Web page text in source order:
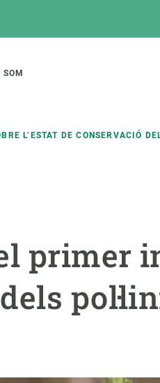
L’ESTAT DE CONSERVACIÓ
primer
ecosistemes
Solucions
Política i gestió
Serveis tècnics